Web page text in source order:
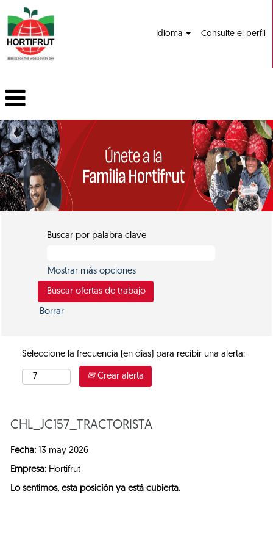
Idioma Consulte el perfil
Buscar por palabra clave
Mostrar más opciones
Borrar
Seleccione la frecuencia (en días) para recibir una alerta:
Crear alerta
CHL_JC157_TRACTORISTA
Fecha: 13 may 2026
Empresa: Hortifrut
Lo sentimos, esta posición ya está cubierta.